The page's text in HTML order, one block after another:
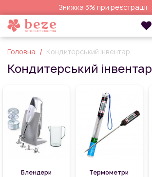
Знижка 3% при реєстрації
Головна Кондитерський інвентар
Кондитерський інвентар
Блендери Термометри